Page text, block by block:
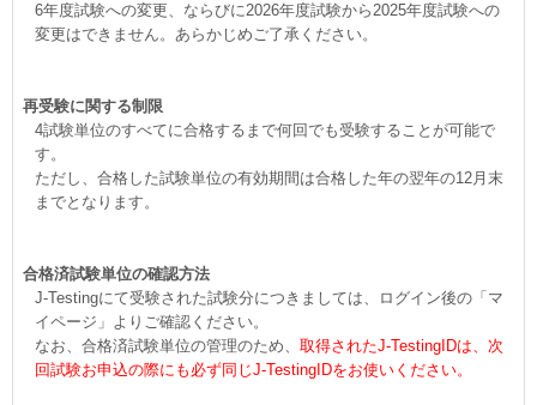
6年度試験への変更、ならびに2026年度試験から2025年度試験への
変更はできません。あらかじめご了承ください。
再受験に関する制限
4試験単位のすべてに合格するまで何回でも受験することが可能で
す。
ただし、合格した試験単位の有効期間は合格した年の翌年の12月末
までとなります。
合格済試験単位の確認方法
J-Testingにて受験された試験分につきましては、ログイン後の「マ
イページ」よりご確認ください。
なお、合格済試験単位の管理のため、 取得されたJ-TestingIDは、次
回試験お申込の際にも必ず同じJ-TestingIDをお使いください。